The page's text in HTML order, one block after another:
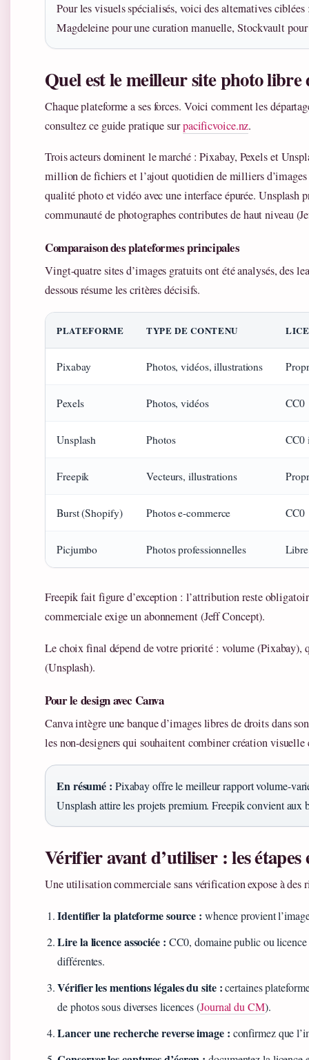
Pour les visuels spécialisés, voici des alternatives
Magdeleine pour une curation manuelle, Stockvault
Quel est le meilleur site photo
Chaque plateforme a ses forces. Voici comment les
consultez ce guide pratique surpacificvoice.nz.
Trois acteurs dominent le marché : Pixabay, Pexels et
million de fichiers et l’ajout quotidien de milliers d’images
qualité photo et vidéo avec une interface épurée.
communauté de photographes contributes de haut niveau
Comparaison des plateformes principales
Vingt-quatre sites d’images gratuits ont été analysés, des
dessous résume les critères décisifs.
PLATEFORME TYPE DE CONTENU
Pixabay Photos, vidéos, illustrations
Pexels Photos, vidéos CC0
Unsplash Photos CC0
Freepik Vecteurs, illustrations
Burst (Shopify) Photos e-commerce CC0
Picjumbo Photos professionnelles
Freepik fait figure d’exception : l’attribution reste
commerciale exige un abonnement (Jeff Concept).
Le choix final dépend de votre priorité : volume (Pixabay),
(Unsplash).
Pour le design avec Canva
Canva intègre une banque d’images libres de droits dans
les non-designers qui souhaitent combiner création visuelle
En résumé : Pixabay offre le meilleur rapport volume-
Unsplash attire les projets premium. Freepik convient aux
Vérifier avant d’utiliser : les étapes
Une utilisation commerciale sans vérification expose à des
Identifier la plateforme source : whence provient
Lire la licence associée : CC0, domaine public ou
différentes.
Vérifier les mentions légales du site :certaines
de photos sous diverses licences (Journal du CM).
Lancer une recherche reverse image : confirmez que